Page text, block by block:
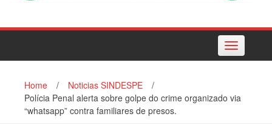
Toggle
navigation
Home / Noticias SINDESPE
/
Polícia Penal alerta sobre golpe do crime organizado via
“whatsapp” contra familiares de presos.